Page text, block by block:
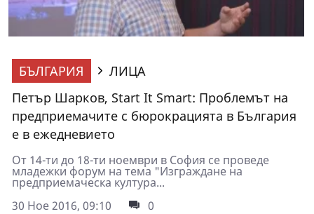
БЪЛГАРИЯ
ЛИЦА
Петър Шарков, Start It Smart: Проблемът на
предприемачите с бюрокрацията в България
е в ежедневието
От 14-ти до 18-ти ноември в София се проведе
младежки форум на тема "Изграждане на
предприемаческа култура...
30 Ное 2016, 09:10
0